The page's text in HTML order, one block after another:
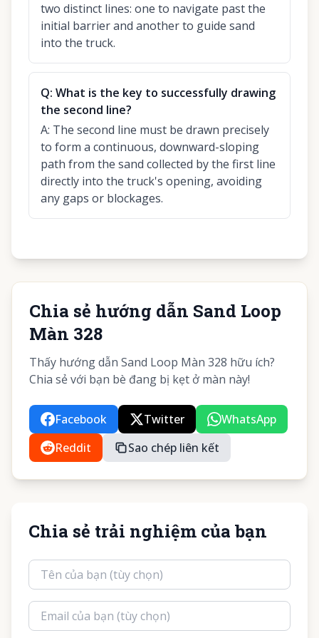
two distinct lines: one to navigate past the
initial barrier and another to guide sand
into the truck.
Q: What is the key to successfully drawing
the second line?
A: The second line must be drawn precisely
to form a continuous, downward-sloping
path from the sand collected by the first line
directly into the truck's opening, avoiding
any gaps or blockages.
Chia sẻ hướng dẫn Sand Loop
Màn 328
Thấy hướng dẫn Sand Loop Màn 328 hữu ích?
Chia sẻ với bạn bè đang bị kẹt ở màn này!
Facebook Twitter
WhatsApp
Reddit
Sao chép liên kết
Chia sẻ trải nghiệm của bạn